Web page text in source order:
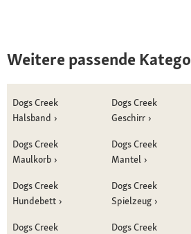
Weitere passende
Dogs Creek
Halsband
Dogs Creek
Geschirr
Dogs Creek
Maulkorb
Dogs Creek
Mantel
Dogs Creek
Hundebett
Dogs Creek
Spielzeug
Dogs Creek
Dogs Creek